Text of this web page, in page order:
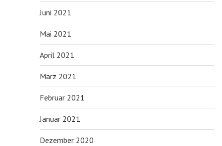
Juni 2021
Mai 2021
April 2021
März 2021
Februar 2021
Januar 2021
Dezember 2020